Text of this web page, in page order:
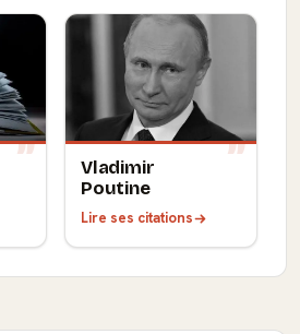
Vladimir
Poutine
Lire ses citations